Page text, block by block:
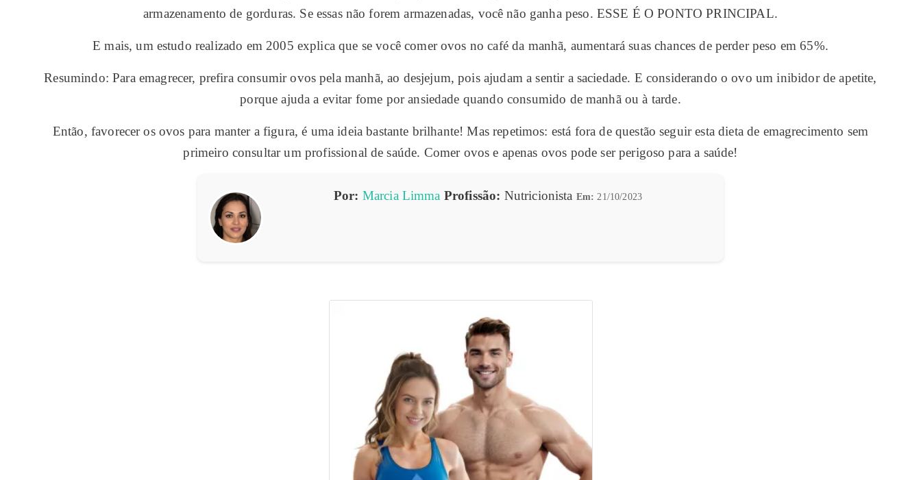
armazenamento de gorduras. Se essas não forem armazenadas, você não ganha peso. ESSE É O PONTO PRINCIPAL.
E mais, um estudo realizado em 2005 explica que se você comer ovos no café da manhã, aumentará suas chances de perder peso em 65%.
Resumindo: Para emagrecer, prefira consumir ovos pela manhã, ao desjejum, pois ajudam a sentir a saciedade. E considerando o ovo um inibidor de apetite,
porque ajuda a evitar fome por ansiedade quando consumido de manhã ou à tarde.
Então, favorecer os ovos para manter a figura, é uma ideia bastante brilhante! Mas repetimos: está fora de questão seguir esta dieta de emagrecimento sem
primeiro consultar um profissional de saúde. Comer ovos e apenas ovos pode ser perigoso para a saúde!
Por: Marcia Limma Profissão: Nutricionista Em: 21/10/2023